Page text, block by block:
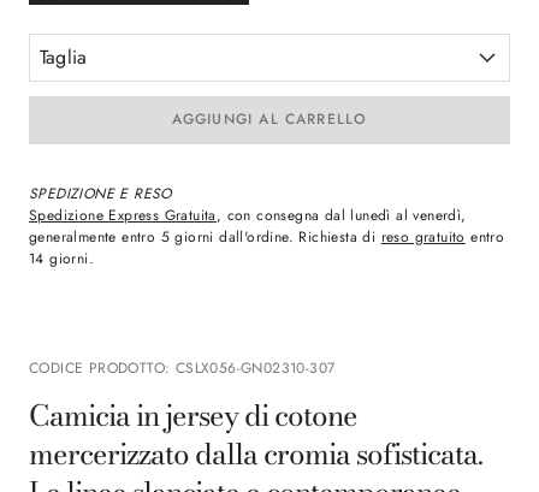
Taglia
AGGIUNGI AL CARRELLO
SPEDIZIONE E RESO
Spedizione Express Gratuita, con consegna dal lunedì al venerdì,
generalmente entro 5 giorni dall'ordine. Richiesta di reso gratuito entro
14 giorni.
CODICE PRODOTTO: CSLX056-GN02310-307
Camicia in jersey di cotone
mercerizzato dalla cromia sofisticata.